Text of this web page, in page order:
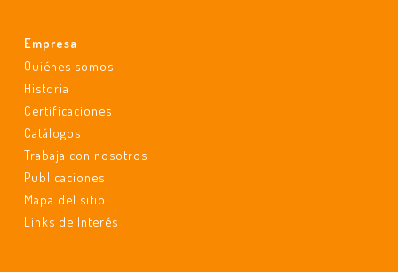
Empresa
Quiénes somos
Historia
Certificaciones
Catálogos
Trabaja con nosotros
Publicaciones
Mapa del sitio
Links de Interés